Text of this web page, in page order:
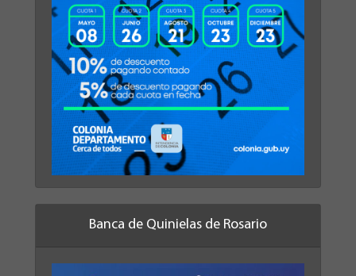
Banca de Quinielas de Rosario